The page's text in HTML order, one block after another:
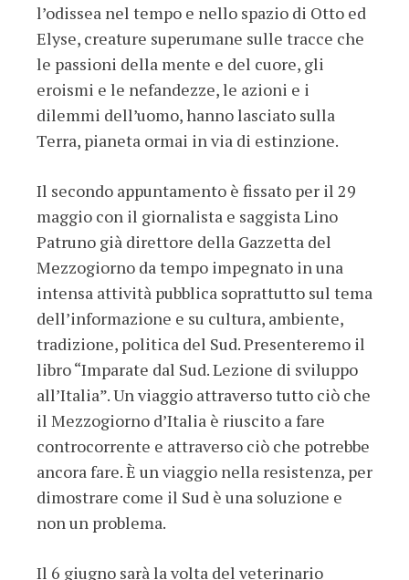
l’odissea nel tempo e nello spazio di Otto ed
Elyse, creature superumane sulle tracce che
le passioni della mente e del cuore, gli
eroismi e le nefandezze, le azioni e i
dilemmi dell’uomo, hanno lasciato sulla
Terra, pianeta ormai in via di estinzione.
Il secondo appuntamento è fissato per il 29
maggio con il giornalista e saggista Lino
Patruno già direttore della Gazzetta del
Mezzogiorno da tempo impegnato in una
intensa attività pubblica soprattutto sul tema
dell’informazione e su cultura, ambiente,
tradizione, politica del Sud. Presenteremo il
libro “Imparate dal Sud. Lezione di sviluppo
all’Italia”. Un viaggio attraverso tutto ciò che
il Mezzogiorno d’Italia è riuscito a fare
controcorrente e attraverso ciò che potrebbe
ancora fare. È un viaggio nella resistenza, per
dimostrare come il Sud è una soluzione e
non un problema.
Il 6 giugno sarà la volta del veterinario